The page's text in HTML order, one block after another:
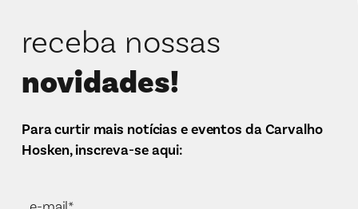
receba nossas
novidades!
Para curtir mais notícias e eventos da Carvalho
Hosken, inscreva-se aqui: